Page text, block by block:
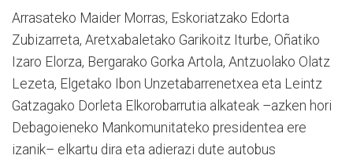
Arrasateko Maider Morras, Eskoriatzako Edorta
Zubizarreta, Aretxabaletako Garikoitz Iturbe, Oñatiko
Izaro Elorza, Bergarako Gorka Artola, Antzuolako Olatz
Lezeta, Elgetako Ibon Unzetabarrenetxea eta Leintz
Gatzagako Dorleta Elkorobarrutia alkateak –azken hori
Debagoieneko Mankomunitateko presidentea ere
izanik– elkartu dira eta adierazi dute autobus